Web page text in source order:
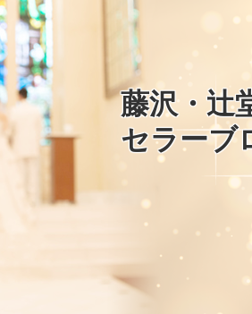
藤沢・辻
セラーブ